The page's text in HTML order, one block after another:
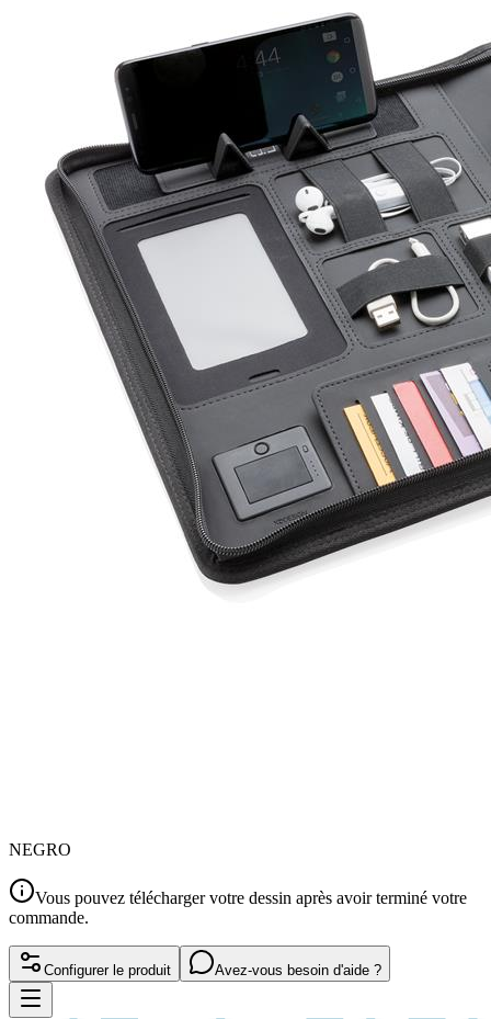
NEGRO
Vous pouvez télécharger votre dessin après avoir terminé votre
commande.
Configurer le produit Avez-vous besoin d'aide ?